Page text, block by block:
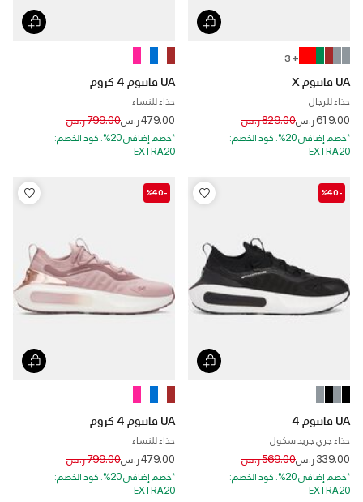
+ 3
UA فانتوم X
حذاء للرجال
619.00 ر.س Price reduced from
829.00 ر.س to
*خصم إضافي 20%. كود الخصم:
EXTRA20
UA فانتوم 4 كروم
حذاء للنساء
479.00 ر.س Price reduced from
799.00 ر.س to
*خصم إضافي 20%. كود الخصم:
EXTRA20
-%40
UA فانتوم 4
حذاء جري جريد سكول
339.00 ر.س Price reduced from
569.00 ر.س to
*خصم إضافي 20%. كود الخصم:
EXTRA20
-%40
UA فانتوم 4 كروم
حذاء للنساء
479.00 ر.س Price reduced from
799.00 ر.س to
*خصم إضافي 20%. كود الخصم:
EXTRA20